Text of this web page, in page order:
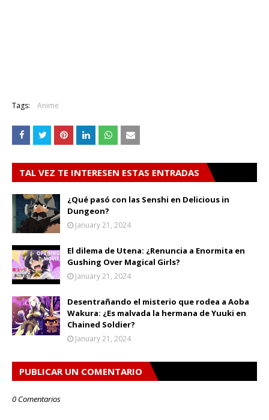
Tags: Anime
TAL VEZ TE INTERESEN ESTAS ENTRADAS
¿Qué pasó con las Senshi en Delicious in
Dungeon?
January 21, 2024
El dilema de Utena: ¿Renuncia a Enormita en
Gushing Over Magical Girls?
January 21, 2024
Desentrañando el misterio que rodea a Aoba
Wakura: ¿Es malvada la hermana de Yuuki en
Chained Soldier?
January 21, 2024
PUBLICAR UN COMENTARIO
0 Comentarios